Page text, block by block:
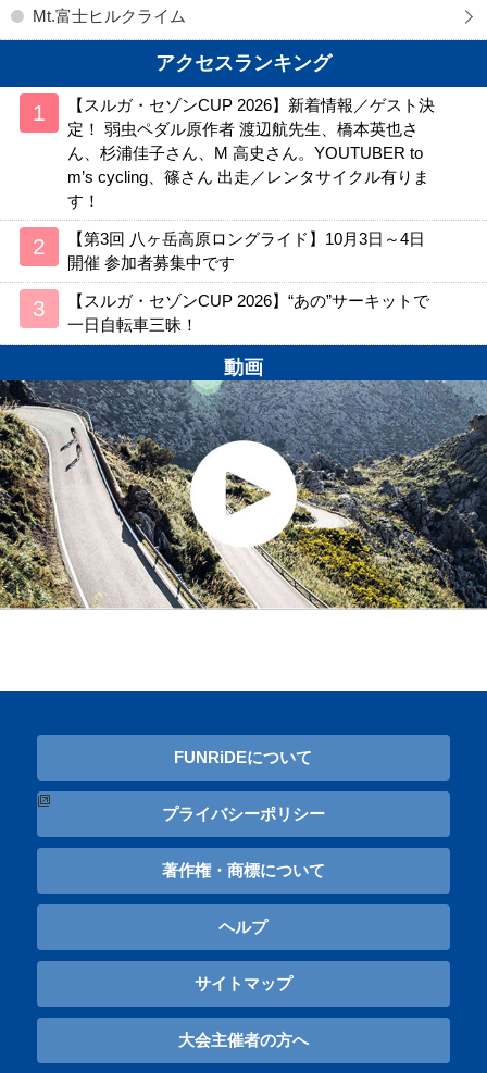
Mt.富士ヒルクライム
アクセスランキング
【スルガ・セゾンCUP 2026】新着情報／ゲスト決
定！ 弱虫ペダル原作者 渡辺航先生、橋本英也さ
ん、杉浦佳子さん、M 高史さん。YOUTUBER to
m’s cycling、篠さん 出走／レンタサイクル有りま
す！
【第3回 八ヶ岳高原ロングライド】10月3日～4日
開催 参加者募集中です
【スルガ・セゾンCUP 2026】“あの”サーキットで
一日自転車三昧！
動画
FUNRiDEについて
プライバシーポリシー
著作権・商標について
ヘルプ
サイトマップ
大会主催者の方へ